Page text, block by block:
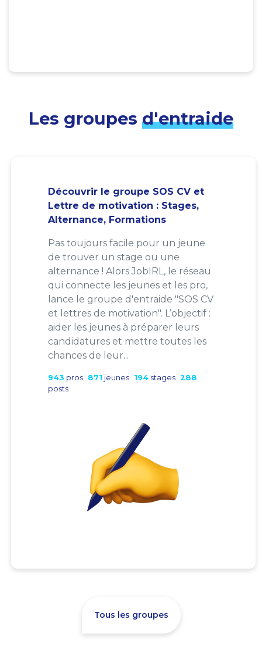
Les groupes d'entraide
Découvrir le groupe SOS CV et
Lettre de motivation : Stages,
Alternance, Formations
Pas toujours facile pour un jeune
de trouver un stage ou une
alternance ! Alors JobIRL, le réseau
qui connecte les jeunes et les pro,
lance le groupe d'entraide "SOS CV
et lettres de motivation". L’objectif :
aider les jeunes à préparer leurs
candidatures et mettre toutes les
chances de leur...
943 pros 871 jeunes 194 stages 288
posts
Tous les groupes